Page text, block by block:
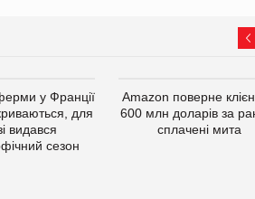
у Франції
для
видався
сезон
Amazon поверне
600 млн доларів за
сплачені мита